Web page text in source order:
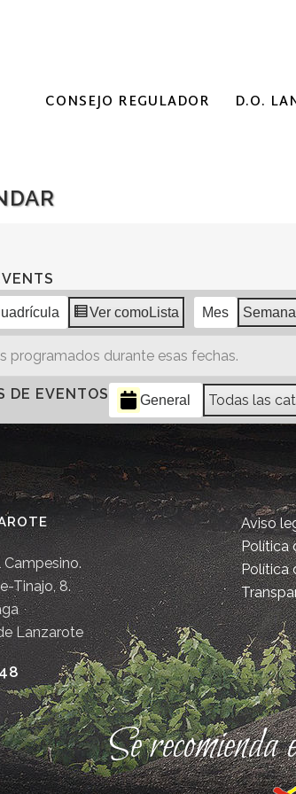
CONSEJO REGULADOR D.O.
Ver comoLista Mes Semana
programados durante esas fechas.
DE EVENTOS General Todas las
Tinajo, 8.
Lanzarote
Aviso
Política
Política
Se recomienda